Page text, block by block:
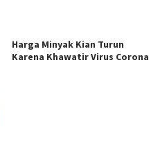
Harga Minyak Kian Turun
Karena Khawatir Virus Corona